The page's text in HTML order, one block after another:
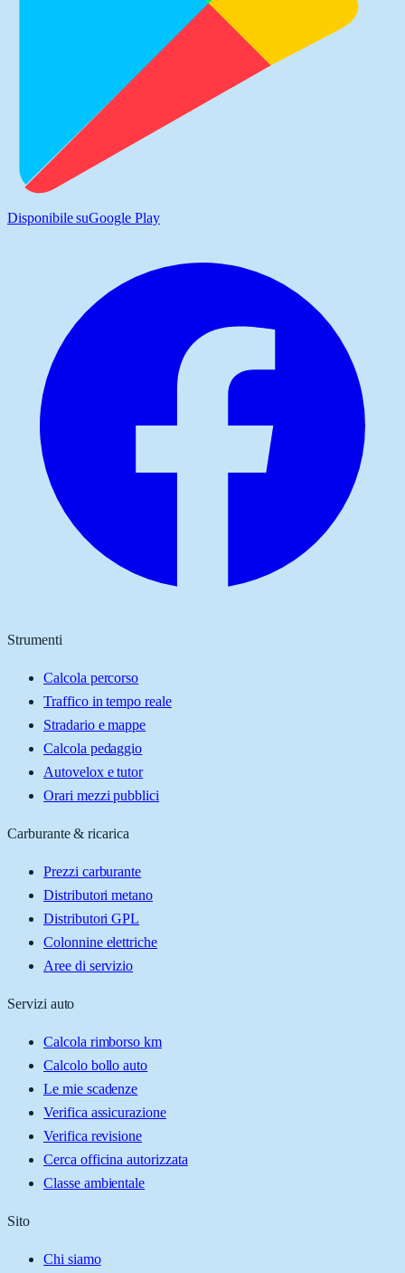
Disponibile suGoogle Play
Strumenti
Calcola percorso
Traffico in tempo reale
Stradario e mappe
Calcola pedaggio
Autovelox e tutor
Orari mezzi pubblici
Carburante & ricarica
Prezzi carburante
Distributori metano
Distributori GPL
Colonnine elettriche
Aree di servizio
Servizi auto
Calcola rimborso km
Calcolo bollo auto
Le mie scadenze
Verifica assicurazione
Verifica revisione
Cerca officina autorizzata
Classe ambientale
Sito
Chi siamo